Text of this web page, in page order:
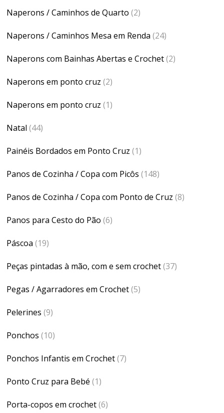
Naperons / Caminhos de Quarto (2)
Naperons / Caminhos Mesa em Renda (24)
Naperons com Bainhas Abertas e Crochet(2)
Naperons em ponto cruz (2)
Naperons em ponto cruz (1)
Natal (44)
Painéis Bordados em Ponto Cruz (1)
Panos de Cozinha / Copa com Picôs (148)
Panos de Cozinha / Copa com Ponto de Cruz (8)
Panos para Cesto do Pão (6)
Páscoa (19)
Peças pintadas à mão, com e sem crochet(37)
Pegas / Agarradores em Crochet(5)
Pelerines (9)
Ponchos (10)
Ponchos Infantis em Crochet(7)
Ponto Cruz para Bebé (1)
Porta-copos em crochet(6)